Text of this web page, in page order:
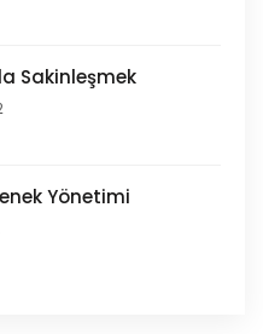
Sakinleşmek
Yönetimi